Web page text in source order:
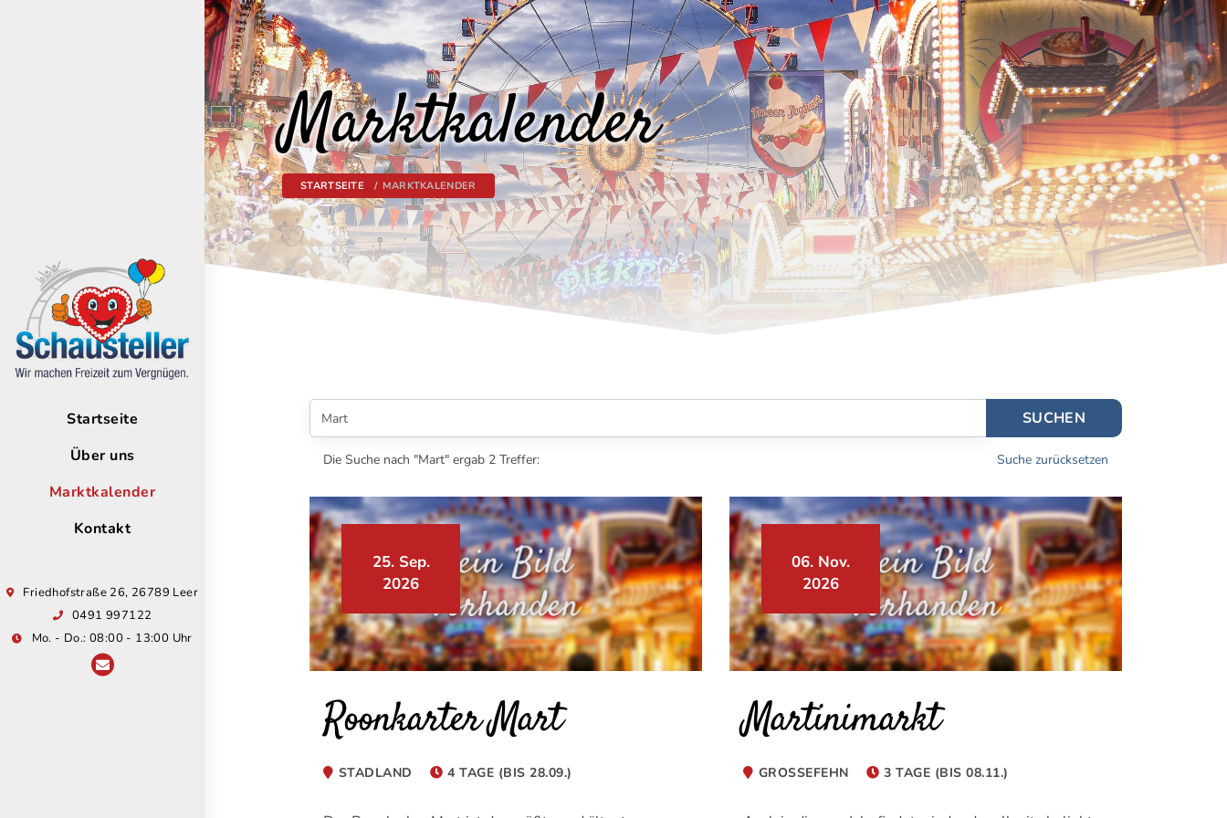
Startseite
Über uns
Marktkalender
Kontakt
Friedhofstraße 26, 26789 Leer
0491 997122
Mo. - Do.: 08:00 - 13:00 Uhr
Marktkalender
STARTSEITE MARKTKALENDER
SUCHEN
Die Suche nach "Mart" ergab 2 Treffer: Suche zurücksetzen
25. Sep.
2026
Roonkarter Mart
STADLAND 4 TAGE (BIS 28.09.)
06. Nov.
2026
Martinimarkt
GROSSEFEHN 3 TAGE (BIS 08.11.)